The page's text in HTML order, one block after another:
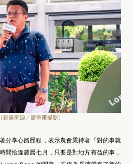
像來源／廖章甫攝影）
分享心路歷程，表示農會秉持著「對的事就
間恰逢農曆七月，只要是對地方有益的事，